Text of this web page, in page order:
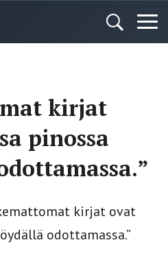
kirjat
pinossa
kirjat ovat
odottamassa.”